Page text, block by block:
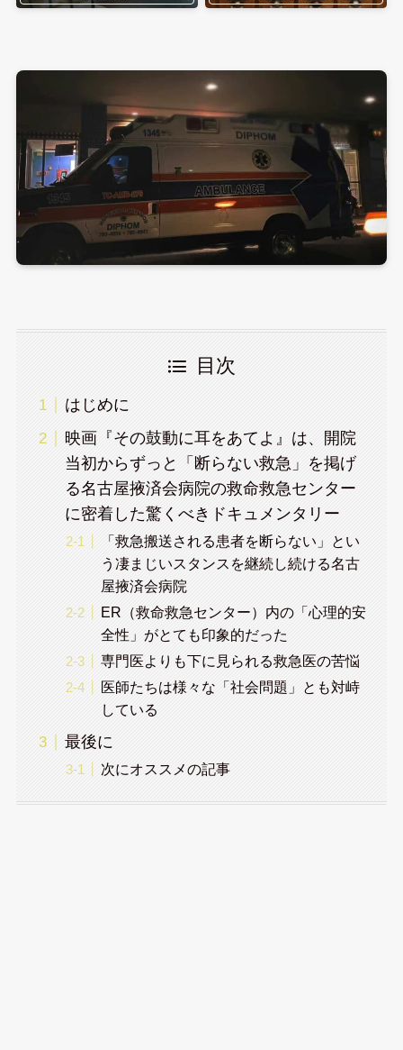
目次
はじめに
映画『その鼓動に耳をあてよ』は、開院
当初からずっと「断らない救急」を掲げ
る名古屋掖済会病院の救命救急センター
に密着した驚くべきドキュメンタリー
「救急搬送される患者を断らない」とい
う凄まじいスタンスを継続し続ける名古
屋掖済会病院
ER（救命救急センター）内の「心理的安
全性」がとても印象的だった
専門医よりも下に見られる救急医の苦悩
医師たちは様々な「社会問題」とも対峙
している
最後に
次にオススメの記事